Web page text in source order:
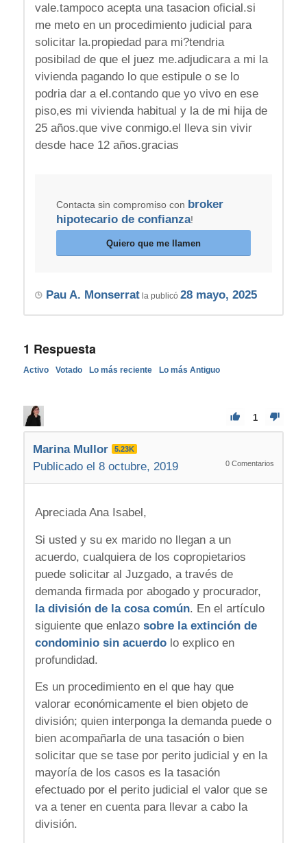
vale.tampoco acepta una tasacion oficial.si
me meto en un procedimiento judicial para
solicitar la.propiedad para mi?tendria
posibilad de que el juez me.adjudicara a mi la
vivienda pagando lo que estipule o se lo
podria dar a el.contando que yo vivo en ese
piso,es mi vivienda habitual y la de mi hija de
25 años.que vive conmigo.el lleva sin vivir
desde hace 12 años.gracias
Contacta sin compromiso con broker
hipotecario de confianza!
Quiero que me llamen
Pau A. Monserratla publicó 28 mayo, 2025
1 Respuesta
Activo Votado Lo más reciente Lo más Antiguo
1
Marina Mullor 5.23K
Publicado el 8 octubre, 2019 0 Comentarios
Apreciada Ana Isabel,
Si usted y su ex marido no llegan a un
acuerdo, cualquiera de los copropietarios
puede solicitar al Juzgado, a través de
demanda firmada por abogado y procurador,
la división de la cosa común. En el artículo
siguiente que enlazo sobre la extinción de
condominio sin acuerdolo explico en
profundidad.
Es un procedimiento en el que hay que
valorar económicamente el bien objeto de
división; quien interponga la demanda puede o
bien acompañarla de una tasación o bien
solicitar que se tase por perito judicial y en la
mayoría de los casos es la tasación
efectuado por el perito judicial el valor que se
va a tener en cuenta para llevar a cabo la
división.